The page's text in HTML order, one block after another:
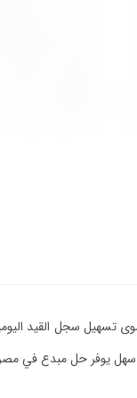
سجل القيد اليومية
يوفر حل مبدع في